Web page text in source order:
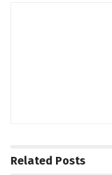
Related Posts